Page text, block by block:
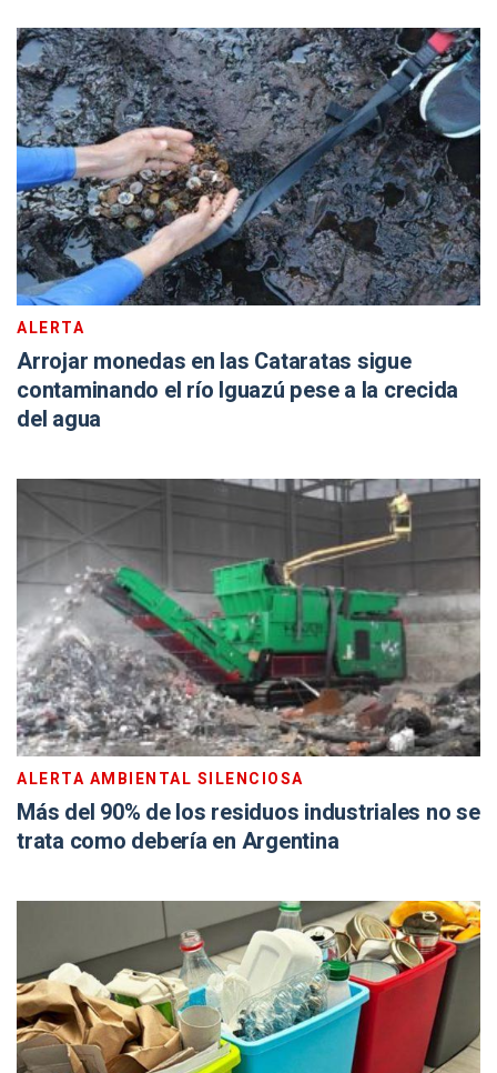
ALERTA
Arrojar monedas en las Cataratas sigue
contaminando el río Iguazú pese a la crecida
del agua
ALERTA AMBIENTAL SILENCIOSA
Más del 90% de los residuos industriales no se
trata como debería en Argentina